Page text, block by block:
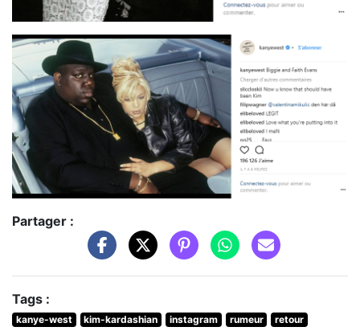
Partager :
Tags :
kanye-west kim-kardashian instagram rumeur
retour